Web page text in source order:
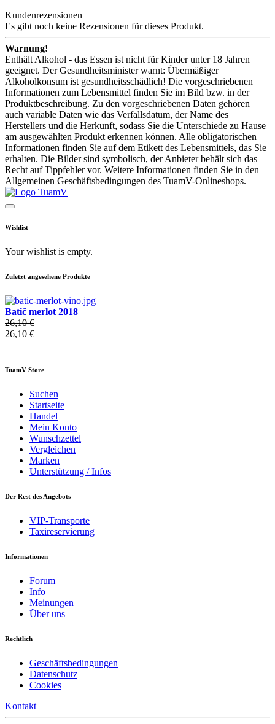
Kundenrezensionen
Es gibt noch keine Rezensionen für dieses Produkt.
Warnung!
Enthält Alkohol - das Essen ist nicht für Kinder unter 18 Jahren
geeignet. Der Gesundheitsminister warnt: Übermäßiger
Alkoholkonsum ist gesundheitsschädlich! Die vorgeschriebenen
Informationen zum Lebensmittel finden Sie im Bild bzw. in der
Produktbeschreibung. Zu den vorgeschriebenen Daten gehören
auch variable Daten wie das Verfallsdatum, der Name des
Herstellers und die Herkunft, sodass Sie die Unterschiede zu Hause
am ausgewählten Produkt erkennen können. Alle obligatorischen
Informationen finden Sie auf dem Etikett des Lebensmittels, das Sie
erhalten. Die Bilder sind symbolisch, der Anbieter behält sich das
Recht auf Tippfehler vor. Weitere Informationen finden Sie in den
Allgemeinen Geschäftsbedingungen des TuamV-Onlineshops.
Wishlist
Your wishlist is empty.
Zuletzt angesehene Produkte
Batič merlot 2018
26,10 €
26,10 €
TuamV Store
Suchen
Startseite
Handel
Mein Konto
Wunschzettel
Vergleichen
Marken
Unterstützung / Infos
Der Rest des Angebots
VIP-Transporte
Taxireservierung
Informationen
Forum
Info
Meinungen
Über uns
Rechtlich
Geschäftsbedingungen
Datenschutz
Cookies
Kontakt